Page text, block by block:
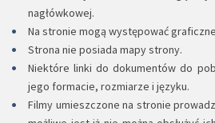
nagłówkowej.
Na stronie mogą występować
Strona nie posiada mapy strony.
Niektóre linki do dokumentów do
jego formacie, rozmiarze i języku.
Filmy umieszczone na stronie